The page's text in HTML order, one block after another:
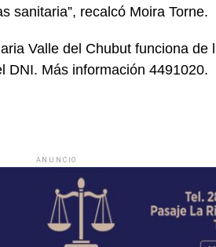
sanitaria”, recalcó Moira Torne.
Valle del Chubut funciona de
DNI. Más información 4491020.
ANUNCIO